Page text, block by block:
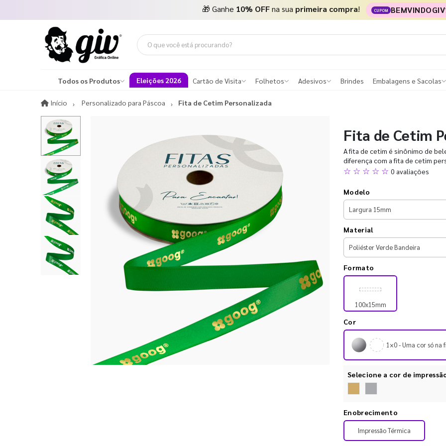
🎁 Ganhe 10% OFFna sua primeira compra! CUPOM
Todos os Produtos Eleições 2026 Cartão de Visita Folhetos Adesivos Brindes Embalagens e Sacolas
Início InícioPersonalizado para Páscoa​ Fita de Cetim Personalizada
Fita de Cetim
A fita de cetim é sinônimo de
diferença com a fita de cetim
☆ ☆ ☆ ☆ ☆ 0 avaliações
Modelo
Material
Formato
100x15mm
Cor
1×0 - Uma cor só na
Selecione a cor de
Enobrecimento
Impressão Térmica